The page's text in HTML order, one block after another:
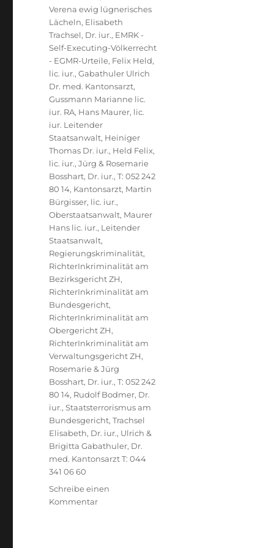
Verena ewig lügnerisches
Lächeln, Elisabeth
Trachsel, Dr. iur., EMRK -
Self-Executing-Völkerrecht
- EGMR-Urteile, Felix Held,
lic. iur.,Gabathuler Ulrich
Dr. med. Kantonsarzt,
Gussmann Marianne lic.
iur. RA, Hans Maurer, lic.
iur. Leitender
Staatsanwalt, Heiniger
Thomas Dr. iur., Held Felix,
lic. iur.,Jürg & Rosemarie
Bosshart, Dr. iur., T: 052 242
80 14, Kantonsarzt, Martin
Bürgisser, lic. iur.,
Oberstaatsanwalt, Maurer
Hans lic. iur., Leitender
Staatsanwalt,
Regierungskriminalität,
RichterInkriminalität am
Bezirksgericht ZH,
RichterInkriminalität am
Bundesgericht,
RichterInkriminalität am
Obergericht ZH,
RichterInkriminalität am
Verwaltungsgericht ZH,
Rosemarie & Jürg
Bosshart, Dr. iur., T: 052 242
80 14, Rudolf Bodmer, Dr.
iur.,Staatsterrorismus am
Bundesgericht,Trachsel
Elisabeth, Dr. iur., Ulrich &
Brigitta Gabathuler, Dr.
med. Kantonsarzt T: 044
341 06 60
Schreibe einen
Kommentarzu